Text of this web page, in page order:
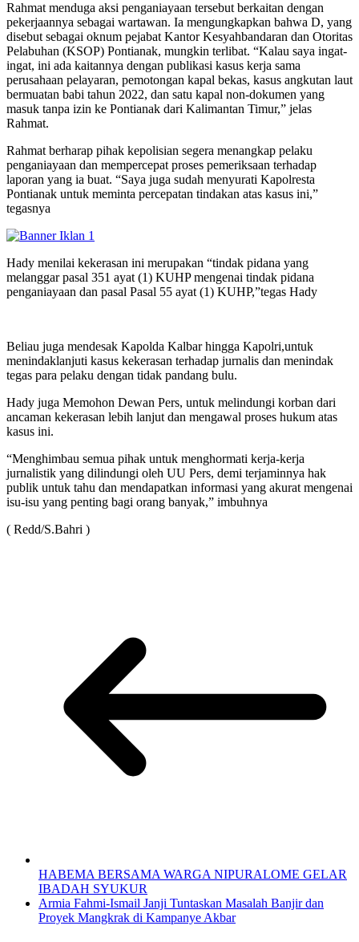
Rahmat menduga aksi penganiayaan tersebut berkaitan dengan
pekerjaannya sebagai wartawan. Ia mengungkapkan bahwa D, yang
disebut sebagai oknum pejabat Kantor Kesyahbandaran dan Otoritas
Pelabuhan (KSOP) Pontianak, mungkin terlibat. “Kalau saya ingat-
ingat, ini ada kaitannya dengan publikasi kasus kerja sama
perusahaan pelayaran, pemotongan kapal bekas, kasus angkutan laut
bermuatan babi tahun 2022, dan satu kapal non-dokumen yang
masuk tanpa izin ke Pontianak dari Kalimantan Timur,” jelas
Rahmat.
Rahmat berharap pihak kepolisian segera menangkap pelaku
penganiayaan dan mempercepat proses pemeriksaan terhadap
laporan yang ia buat. “Saya juga sudah menyurati Kapolresta
Pontianak untuk meminta percepatan tindakan atas kasus ini,”
tegasnya
Hady menilai kekerasan ini merupakan “tindak pidana yang
melanggar pasal 351 ayat (1) KUHP mengenai tindak pidana
penganiayaan dan pasal Pasal 55 ayat (1) KUHP,”tegas Hady
Beliau juga mendesak Kapolda Kalbar hingga Kapolri,untuk
menindaklanjuti kasus kekerasan terhadap jurnalis dan menindak
tegas para pelaku dengan tidak pandang bulu.
Hady juga Memohon Dewan Pers, untuk melindungi korban dari
ancaman kekerasan lebih lanjut dan mengawal proses hukum atas
kasus ini.
“Menghimbau semua pihak untuk menghormati kerja-kerja
jurnalistik yang dilindungi oleh UU Pers, demi terjaminnya hak
publik untuk tahu dan mendapatkan informasi yang akurat mengenai
isu-isu yang penting bagi orang banyak,” imbuhnya
( Redd/S.Bahri )
HABEMA BERSAMA WARGA NIPURALOME GELAR
IBADAH SYUKUR
Armia Fahmi-Ismail Janji Tuntaskan Masalah Banjir dan
Proyek Mangkrak di Kampanye Akbar